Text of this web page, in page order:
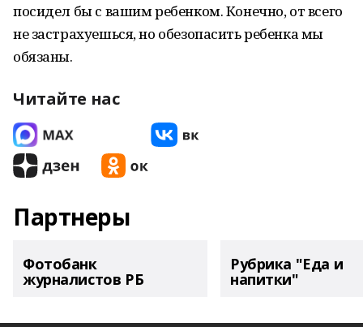
посидел бы с вашим ребенком. Конечно, от всего
не застрахуешься, но обезопасить ребенка мы
обязаны.
Читайте нас
Партнеры
Фотобанк
журналистов РБ
Рубрика "Еда и
напитки"